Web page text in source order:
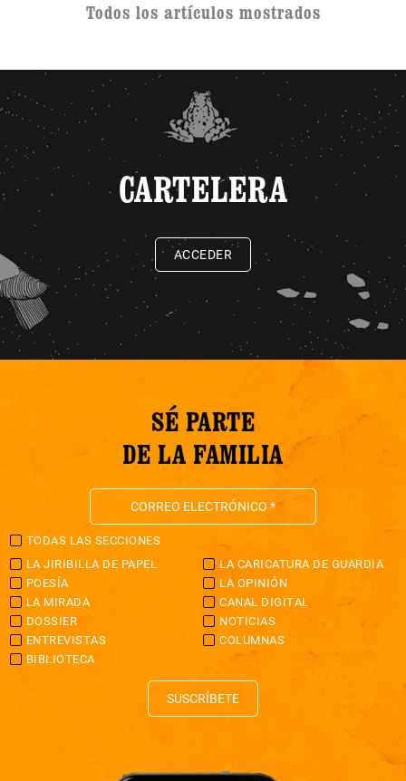
Todos los artículos mostrados
CARTELERA
ACCEDER
SÉ PARTE
DE LA FAMILIA
TODAS LAS SECCIONES
LA JIRIBILLA DE PAPEL
LA CARICATURA DE GUARDIA
POESÍA
LA OPINIÓN
LA MIRADA
CANAL DIGITAL
DOSSIER
NOTICIAS
ENTREVISTAS
COLUMNAS
BIBLIOTECA
SUSCRÍBETE